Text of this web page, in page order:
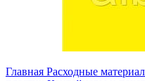
Главная Расходные